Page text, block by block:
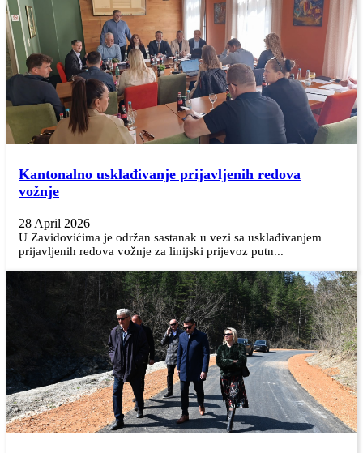
Kantonalno usklađivanje prijavljenih redova
vožnje
28 April 2026
U Zavidovićima je održan sastanak u vezi sa usklađivanjem
prijavljenih redova vožnje za linijski prijevoz putn...